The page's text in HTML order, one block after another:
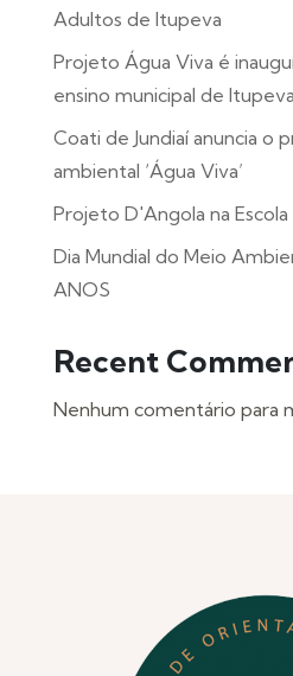
Adultos de Itupeva
Projeto Água Viva é
ensino municipal de Itupeva
Coati de Jundiaí anuncia o
ambiental ‘Água Viva’
Projeto D'Angola na
Dia Mundial do Meio
ANOS
Recent
Nenhum comentário para